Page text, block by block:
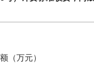
（万元）